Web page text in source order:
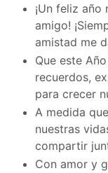
¡Un feliz
amigo!
amistad me
Que este
recuerdos,
para crecer
A medida
nuestras
compartir
Con amor y